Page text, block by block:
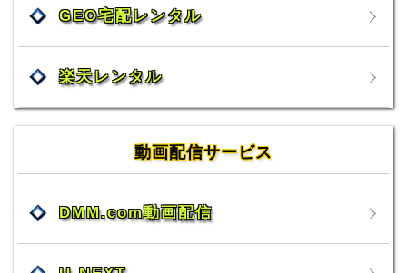
GEO宅配レンタル
楽天レンタル
動画配信サービス
DMM.com動画配信